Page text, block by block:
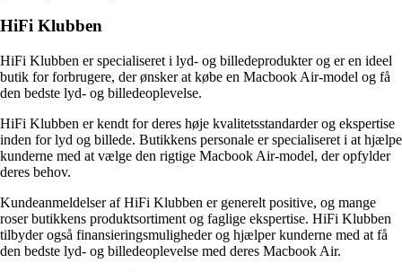
HiFi Klubben
HiFi Klubben er specialiseret i lyd- og billedeprodukter og er en ideel
butik for forbrugere, der ønsker at købe en Macbook Air-model og få
den bedste lyd- og billedeoplevelse.
HiFi Klubben er kendt for deres høje kvalitetsstandarder og ekspertise
inden for lyd og billede. Butikkens personale er specialiseret i at hjælpe
kunderne med at vælge den rigtige Macbook Air-model, der opfylder
deres behov.
Kundeanmeldelser af HiFi Klubben er generelt positive, og mange
roser butikkens produktsortiment og faglige ekspertise. HiFi Klubben
tilbyder også finansieringsmuligheder og hjælper kunderne med at få
den bedste lyd- og billedeoplevelse med deres Macbook Air.